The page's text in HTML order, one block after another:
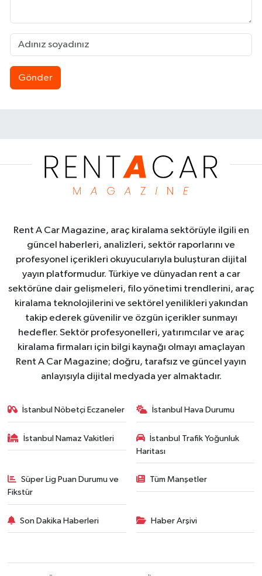
Gönder
Rent A Car Magazine, araç kiralama sektörüyle ilgili en
güncel haberleri, analizleri, sektör raporlarını ve
profesyonel içerikleri okuyucularıyla buluşturan dijital
yayın platformudur. Türkiye ve dünyadan rent a car
sektörüne dair gelişmeleri, filo yönetimi trendlerini, araç
kiralama teknolojilerini ve sektörel yenilikleri yakından
takip ederek güvenilir ve özgün içerikler sunmayı
hedefler. Sektör profesyonelleri, yatırımcılar ve araç
kiralama firmaları için bilgi kaynağı olmayı amaçlayan
Rent A Car Magazine; doğru, tarafsız ve güncel yayın
anlayışıyla dijital medyada yer almaktadır.
İstanbul Nöbetçi Eczaneler İstanbul Hava Durumu
İstanbul Namaz Vakitleri
İstanbul Trafik Yoğunluk
Haritası
Süper Lig Puan Durumu ve
Fikstür
Tüm Manşetler
Son Dakika Haberleri Haber Arşivi